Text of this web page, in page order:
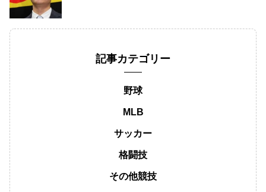
記事カテゴリー
野球
MLB
サッカー
格闘技
その他競技